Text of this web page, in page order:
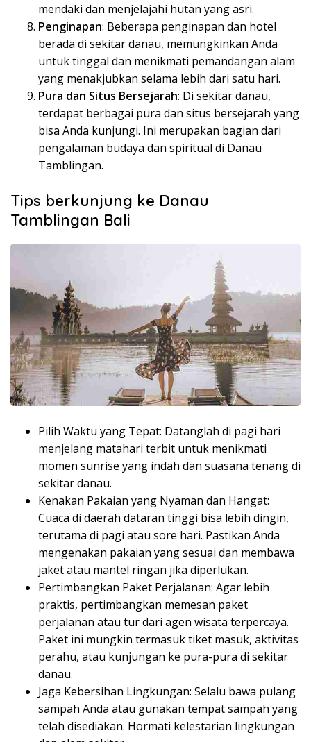
mendaki dan menjelajahi hutan yang asri.
Penginapan: Beberapa penginapan dan hotel
berada di sekitar danau, memungkinkan Anda
untuk tinggal dan menikmati pemandangan alam
yang menakjubkan selama lebih dari satu hari.
Pura dan Situs Bersejarah: Di sekitar danau,
terdapat berbagai pura dan situs bersejarah yang
bisa Anda kunjungi. Ini merupakan bagian dari
pengalaman budaya dan spiritual di Danau
Tamblingan.
Tips berkunjung ke Danau
Tamblingan Bali
Pilih Waktu yang Tepat: Datanglah di pagi hari
menjelang matahari terbit untuk menikmati
momen sunrise yang indah dan suasana tenang di
sekitar danau.
Kenakan Pakaian yang Nyaman dan Hangat:
Cuaca di daerah dataran tinggi bisa lebih dingin,
terutama di pagi atau sore hari. Pastikan Anda
mengenakan pakaian yang sesuai dan membawa
jaket atau mantel ringan jika diperlukan.
Pertimbangkan Paket Perjalanan: Agar lebih
praktis, pertimbangkan memesan paket
perjalanan atau tur dari agen wisata terpercaya.
Paket ini mungkin termasuk tiket masuk, aktivitas
perahu, atau kunjungan ke pura-pura di sekitar
danau.
Jaga Kebersihan Lingkungan: Selalu bawa pulang
sampah Anda atau gunakan tempat sampah yang
telah disediakan. Hormati kelestarian lingkungan